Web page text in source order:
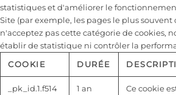
statistiques et d'améliorer le
Site (par exemple, les pages le plus souvent
n'acceptez pas cette catégorie de cookies,
établir de statistique ni contrôler la
COOKIE
DURÉE
_pk_id.1.f514 1 an
Ce cookie